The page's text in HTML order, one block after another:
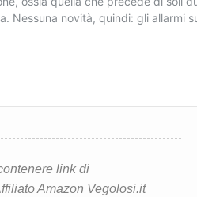
link di
Amazon Vegolosi.it